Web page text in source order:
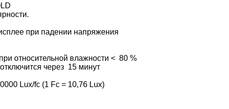
при падении напряжения
относительной влажности < 80 %
через 15 минут
Lux/fc (1 Fc = 10,76 Lux)